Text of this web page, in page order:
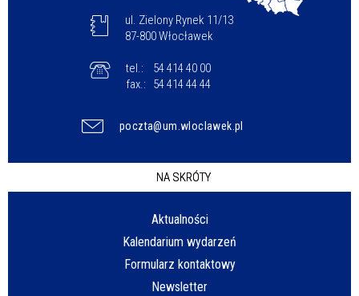
ul. Zielony Rynek 11/13
87-800 Włocławek
tel.:
54 414 40 00
fax.:
54 414 44 44
poczta@um.wloclawek.pl
NA SKRÓTY
Aktualności
Kalendarium wydarzeń
Formularz kontaktowy
Newsletter